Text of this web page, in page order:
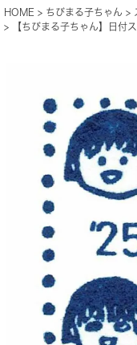
HOME ちびまる子ちゃん
【ちびまる子ちゃん】日付